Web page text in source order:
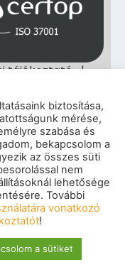
tájékoztató|
– Minden jog
biztosítása,
mérése,
szabása és
bekapcsolom a
az összes süti
nem
lehetősége
További
vonatkozó
!
a sütiket